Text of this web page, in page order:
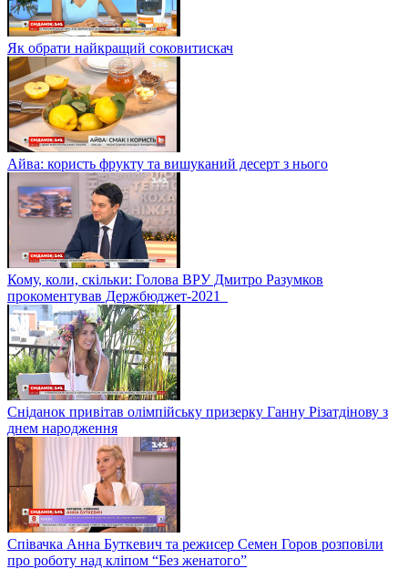
Як обрати найкращий соковитискач
Айва: користь фрукту та вишуканий десерт з нього
Кому, коли, скільки: Голова ВРУ Дмитро Разумков
прокоментував Держбюджет-2021
Сніданок привітав олімпійську призерку Ганну Різатдінову з
днем народження
Співачка Анна Буткевич та режисер Семен Горов розповіли
про роботу над кліпом “Без женатого”